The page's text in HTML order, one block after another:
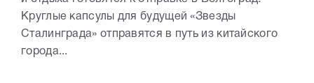
Круглые капсулы для будущей «Звезды
Сталинграда» отправятся в путь из китайского
города...